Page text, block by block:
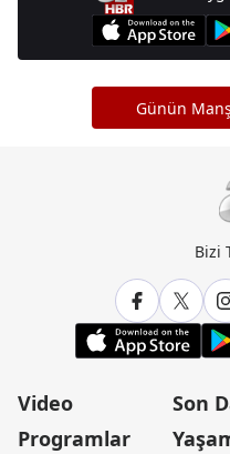
Günün
Bizi
Video
Programlar
Son